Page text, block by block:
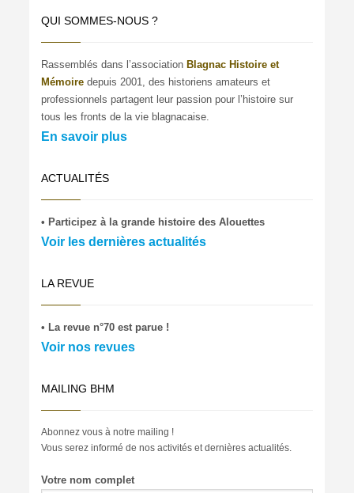
QUI SOMMES-NOUS ?
Rassemblés dans l’associationBlagnac Histoire et
Mémoire depuis 2001, des historiens amateurs et
professionnels partagent leur passion pour l’histoire sur
tous les fronts de la vie blagnacaise.
En savoir plus
ACTUALITÉS
• Participez à la grande histoire des Alouettes
Voir les dernières actualités
LA REVUE
• La revue n°70 est parue !
Voir nos revues
MAILING BHM
Abonnez vous à notre mailing !
Vous serez informé de nos activités et dernières actualités.
Votre nom complet